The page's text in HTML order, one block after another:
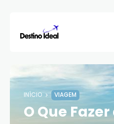
INÍCIO VIAGEM
O Que